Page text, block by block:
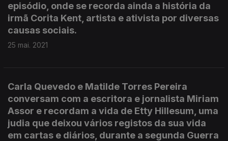
episódio, onde se recorda ainda a história da
irmã Corita Kent, artista e ativista por diversas
causas sociais.
25 mai. 2021
Carla Quevedo e Matilde Torres Pereira
conversam com a escritora e jornalista Miriam
Assor e recordam a vida de Etty Hillesum, uma
judia que deixou vários registos da sua vida
em cartas e diários, durante a segunda Guerra